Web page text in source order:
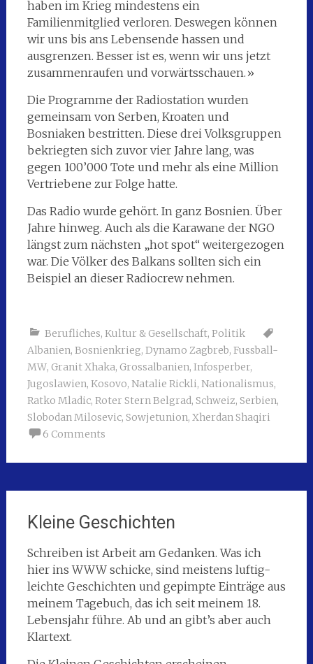
haben im Krieg mindestens ein
Familienmitglied verloren. Deswegen können
wir uns bis ans Lebensende hassen und
ausgrenzen. Besser ist es, wenn wir uns jetzt
zusammenraufen und vorwärtsschauen.»
Die Programme der Radiostation wurden
gemeinsam von Serben, Kroaten und
Bosniaken bestritten. Diese drei Volksgruppen
bekriegten sich zuvor vier Jahre lang, was
gegen 100’000 Tote und mehr als eine Million
Vertriebene zur Folge hatte.
Das Radio wurde gehört. In ganz Bosnien. Über
Jahre hinweg. Auch als die Karawane der NGO
längst zum nächsten „hot spot“ weitergezogen
war. Die Völker des Balkans sollten sich ein
Beispiel an dieser Radiocrew nehmen.
Berufliches, Kultur & Gesellschaft, Politik
Albanien, Bosnienkrieg, Dynamo Zagbreb, Fussball-
MW, Granit Xhaka, Grossalbanien, Infosperber,
Jugoslawien, Kosovo, Natalie Rickli, Nationalismus,
Ratko Mladic, Roter Stern Belgrad, Schweiz, Serbien,
Slobodan Milosevic, Sowjetunion, Xherdan Shaqiri
6 Comments
Kleine Geschichten
Schreiben ist Arbeit am Gedanken. Was ich
hier ins WWW schicke, sind meistens luftig-
leichte Geschichten und gepimpte Einträge aus
meinem Tagebuch, das ich seit meinem 18.
Lebensjahr führe. Ab und an gibt’s aber auch
Klartext.